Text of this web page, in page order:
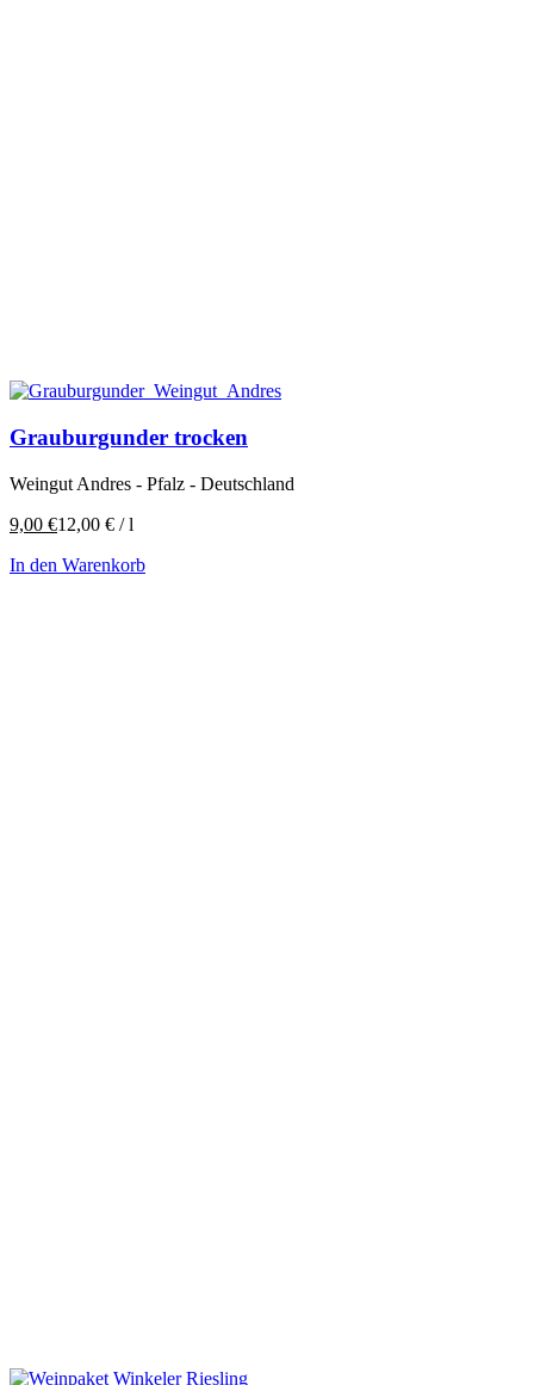
Grauburgunder trocken
Weingut Andres - Pfalz - Deutschland
9,00 €12,00 € /l
In den Warenkorb